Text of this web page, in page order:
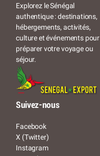
Explorez le Sénégal
authentique : destinations,
hébergements, activités,
culture et événements pour
préparer votre voyage ou
séjour.
Suivez-nous
Facebook
X (Twitter)
Instagram